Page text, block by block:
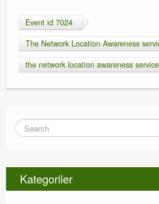
Event id 7024
The Network Location Awareness
the network location awareness
Kategoriler